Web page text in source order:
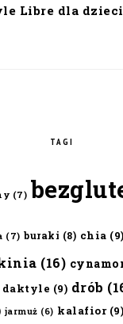
Libre dla dzieci
TAGI
(7)
(7) buraki (8) chia (9)
(16)
daktyle (9) drób
jarmuż (6) kalafior(9)